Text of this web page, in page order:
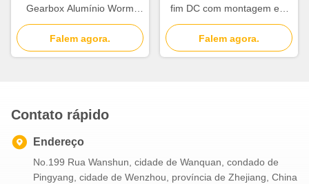
Gearbox Alumínio Worm
Gear Motor Alumínio
Construção Durável e leve
Automatização adequada
Falem agora.
fim DC com montagem em
pé, incluindo redutor de
engrenagem sem-fim,
perfeito para equipamentos
Falem agora.
Contato rápido
Endereço
No.199 Rua Wanshun, cidade de Wanquan, condado de
Pingyang, cidade de Wenzhou, província de Zhejiang, China